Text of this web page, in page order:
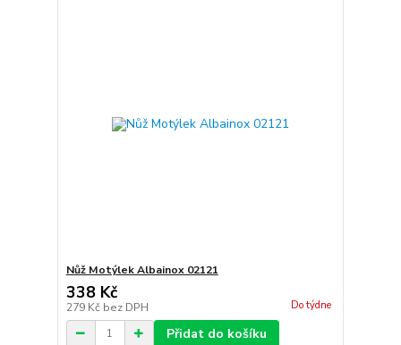
Nůž Motýlek Albainox 02121
338 Kč
279 Kč bez DPH Do týdne
Přidat do košíku